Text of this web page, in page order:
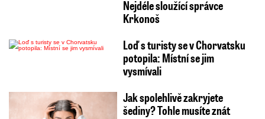
Nejdéle sloužící správce
Krkonoš
Loď s turisty se v Chorvatsku
potopila: Místní se jim
vysmívali
Jak spolehlivě zakryjete
šediny? Tohle musíte znát